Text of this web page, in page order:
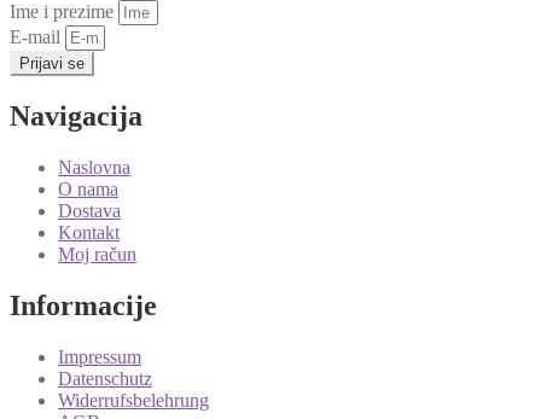
Ime i prezime
E-mail
Prijavi se
Navigacija
Naslovna
O nama
Dostava
Kontakt
Moj račun
Informacije
Impressum
Datenschutz
Widerrufsbelehrung